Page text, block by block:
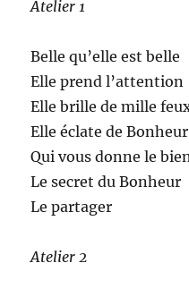
Atelier 1
Belle qu’elle est belle
Elle prend l’attention
Elle brille de mille
Elle éclate de Bonheur
Qui vous donne le
Le secret du Bonheur
Le partager
Atelier 2